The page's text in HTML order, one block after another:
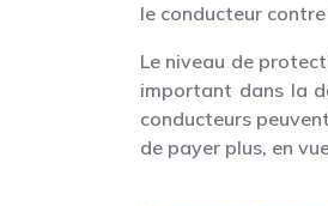
le conducteur
Le niveau de
important dans la
conducteurs
de payer plus, en